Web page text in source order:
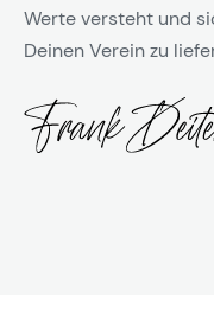
Werte versteht und
Deinen Verein zu